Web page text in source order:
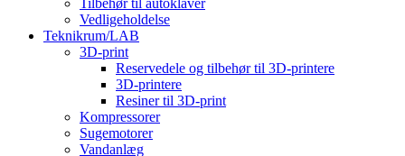
Tilbehør til autoklaver
Vedligeholdelse
Teknikrum/LAB
3D-print
Reservedele og tilbehør til 3D-printere
3D-printere
Resiner til 3D-print
Kompressorer
Sugemotorer
Vandanlæg